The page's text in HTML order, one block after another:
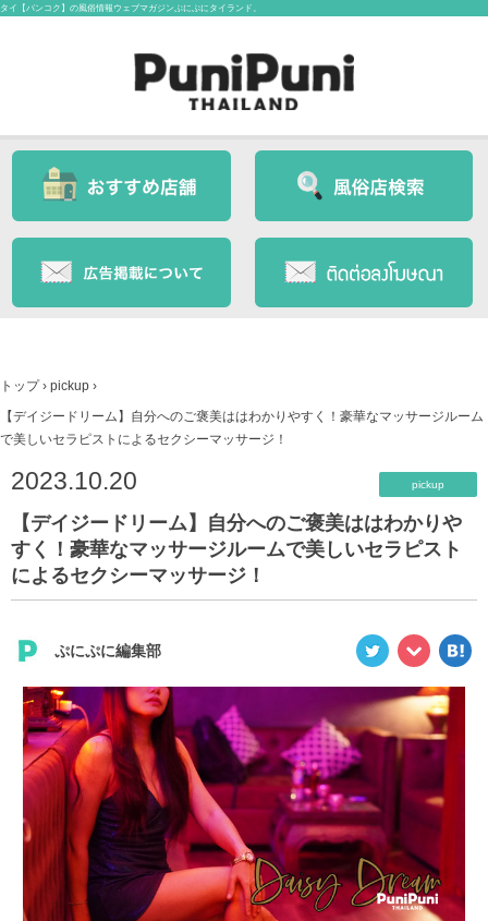
タイ【バンコク】の風俗情報ウェブマガジンぷにぷにタイランド。
トップ › pickup ›
【デイジードリーム】自分へのご褒美ははわかりやすく！豪華なマッサージルーム
で美しいセラピストによるセクシーマッサージ！
2023.10.20 pickup
【デイジードリーム】自分へのご褒美ははわかりや
すく！豪華なマッサージルームで美しいセラピスト
によるセクシーマッサージ！
ぷにぷに編集部